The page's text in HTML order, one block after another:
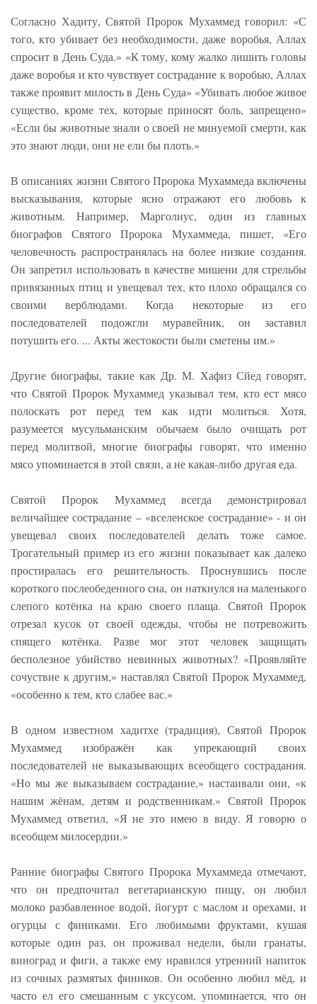
Согласно Хадиту, Святой Пророк Мухаммед говорил: «С
того, кто убивает без необходимости, даже воробья, Аллах
спросит в День Суда.» «К тому, кому жалко лишить головы
даже воробья и кто чувствует сострадание к воробью, Аллах
также проявит милость в День Суда» «Убивать любое живое
существо, кроме тех, которые приносят боль, запрещено»
«Если бы животные знали о своей не минуемой смерти, как
это знают люди, они не ели бы плоть.»
В описаниях жизни Святого Пророка Мухаммеда включены
высказывания, которые ясно отражают его любовь к
животным. Например, Марголиус, один из главных
биографов Святого Пророка Мухаммеда, пишет, «Его
человечность распространялась на более низкие создания.
Он запретил использовать в качестве мишени для стрельбы
привязанных птиц и увещевал тех, кто плохо обращался со
своими верблюдами. Когда некоторые из его
последователей подожгли муравейник, он заставил
потушить его. ... Акты жестокости были сметены им.»
Другие биографы, такие как Др. М. Хафиз Сйед говорят,
что Святой Пророк Мухаммед указывал тем, кто ест мясо
полоскать рот перед тем как идти молиться. Хотя,
разумеется мусульманским обычаем было очищать рот
перед молитвой, многие биографы говорят, что именно
мясо упоминается в этой связи, а не какая-либо другая еда.
Святой Пророк Мухаммед всегда демонстрировал
величайшее сострадание – «вселенское сострадание» - и он
увещевал своих последователей делать тоже самое.
Трогательный пример из его жизни показывает как далеко
простиралась его решительность. Проснувшись после
короткого послеобеденного сна, он наткнулся на маленького
слепого котёнка на краю своего плаща. Святой Пророк
отрезал кусок от своей одежды, чтобы не потревожить
спящего котёнка. Разве мог этот человек защищать
бесполезное убийство невинных животных? «Проявляйте
сочуствие к другим,» наставлял Святой Пророк Мухаммед,
«особенно к тем, кто слабее вас.»
В одном известном хадитхе (традиция), Святой Пророк
Мухаммед изображён как упрекающий своих
последователей не выказывающих всеобщего сострадания.
«Но мы же выказываем сострадание,» настаивали они, «к
нашим жёнам, детям и родственникам.» Святой Пророк
Мухаммед ответил, «Я не это имею в виду. Я говорю о
всеобщем милосердии.»
Ранние биографы Святого Пророка Мухаммеда отмечают,
что он предпочитал вегетарианскую пищу, он любил
молоко разбавленное водой, йогурт с маслом и орехами, и
огурцы с финиками. Его любимыми фруктами, кушая
которые один раз, он проживал недели, были гранаты,
виноград и фиги, а также ему нравился утренний напиток
из сочных размятых фиников. Он особенно любил мёд, и
часто ел его смешанным с уксусом, упоминается, что он